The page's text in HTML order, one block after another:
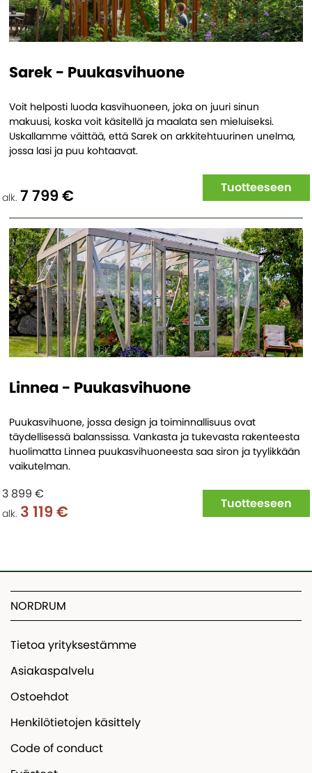
Sarek - Puukasvihuone
Voit helposti luoda kasvihuoneen, joka on juuri sinun
makuusi, koska voit käsitellä ja maalata sen mieluiseksi.
Uskallamme väittää, että Sarek on arkkitehtuurinen unelma,
jossa lasi ja puu kohtaavat.
alk. 7 799 € Tuotteeseen
Linnea - Puukasvihuone
Puukasvihuone, jossa design ja toiminnallisuus ovat
täydellisessä balanssissa. Vankasta ja tukevasta rakenteesta
huolimatta Linnea puukasvihuoneesta saa siron ja tyylikkään
vaikutelman.
3 899 €
alk. 3 119 € Tuotteeseen
NORDRUM
Tietoa yrityksestämme
Asiakaspalvelu
Ostoehdot
Henkilötietojen käsittely
Code of conduct